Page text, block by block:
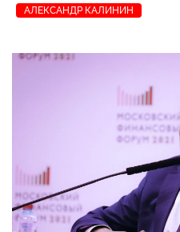
АЛЕКСАНДР КАЛИНИН